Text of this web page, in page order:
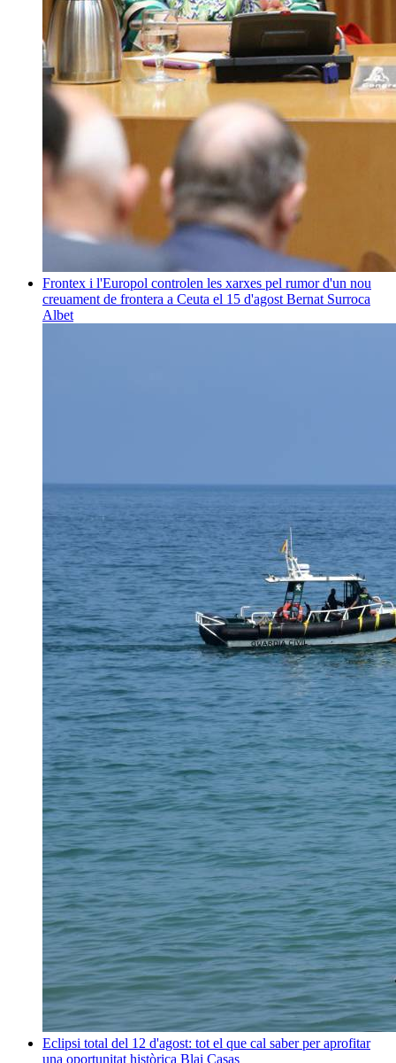
Frontex i l'Europol controlen les xarxes pel rumor d'un nou
creuament de frontera a Ceuta el 15 d'agost Bernat Surroca
Albet
Eclipsi total del 12 d'agost: tot el que cal saber per aprofitar
una oportunitat històrica Blai Casas